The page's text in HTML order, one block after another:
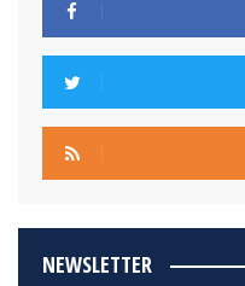
NEWSLETTER